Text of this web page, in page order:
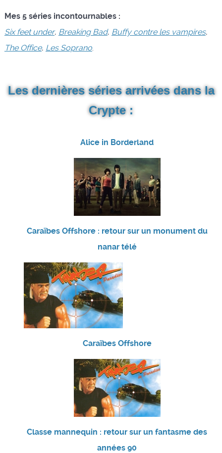
Mes 5 séries incontournables :
Six feet under, Breaking Bad, Buffy contre les vampires,
The Office, Les Soprano.
Les dernières séries arrivées dans la
Crypte :
Alice in Borderland
Caraïbes Offshore : retour sur un monument du
nanar télé
Caraïbes Offshore
Classe mannequin : retour sur un fantasme des
années 90